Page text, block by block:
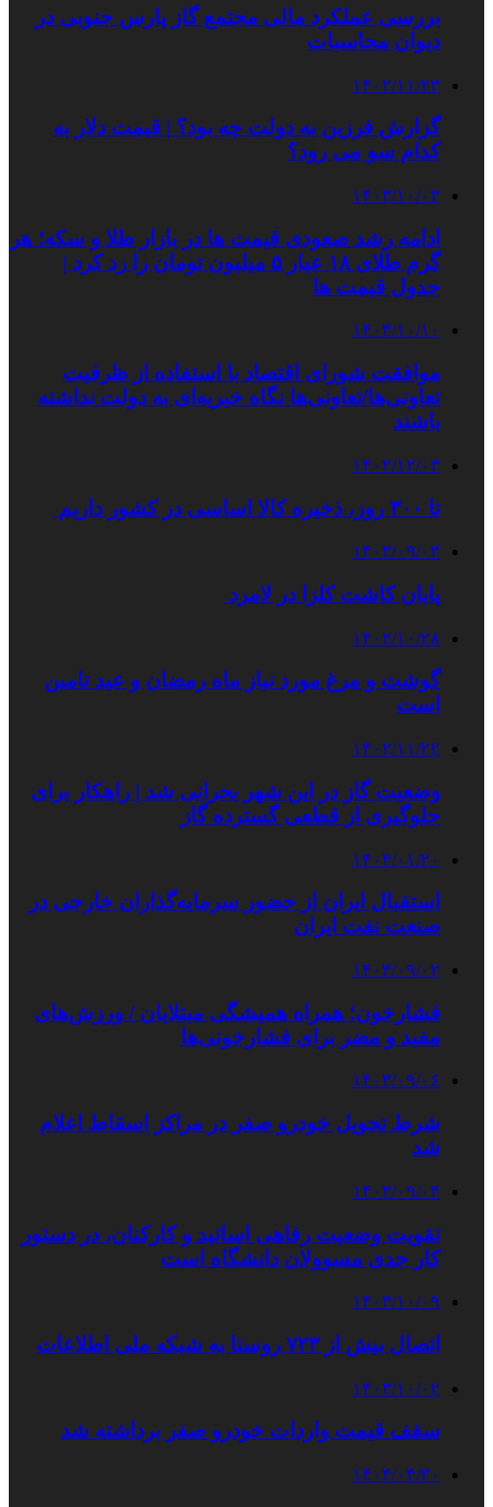
بررسی عملکرد مالی مجتمع گاز پارس جنوبی در
دیوان محاسبات
۱۴۰۲/۱۱/۲۳
گزارش فرزین به دولت چه بود؟ | قیمت دلار به
کدام سو می‌ رود؟
۱۴۰۳/۱۰/۰۳
ادامه رشد صعودی قیمت ها در بازار طلا و سکه؛ هر
گرم طلای ۱۸ عیار ۵ میلیون تومان را رد کرد |
جدول قیمت ها
۱۴۰۳/۱۰/۱۰
موافقت شورای اقتصاد با استفاده از ظرفیت
تعاونی‌ها/تعاونی‌ها نگاه خیریه‌ای به دولت نداشته
باشند
۱۴۰۲/۱۲/۰۳
تا ۳۰۰ روز، ذخیره کالا اساسی در کشور داریم
۱۴۰۳/۰۹/۰۳
پایان کاشت کلزا در لامرد
۱۴۰۲/۱۰/۲۸
گوشت و مرغ مورد نیاز ماه رمضان و عید تامین
است
۱۴۰۲/۱۱/۲۲
وضعیت گاز در این شهر بحرانی شد | راهکار برای
جلوگیری از قطعی گسترده گاز
۱۴۰۴/۰۱/۲۰
استقبال ایران از حضور سرمایه‌گذاران خارجی در
صنعت نفت ایران
۱۴۰۳/۰۹/۰۲
فشارخون؛ همراه همیشگی مبتلایان / ورزش‌های
مفید و مضر برای فشارخونی‌ها
۱۴۰۳/۰۹/۰۶
شرط تحویل خودرو صفر در مراکز اسقاط اعلام
شد
۱۴۰۳/۰۹/۰۴
تقویت وضعیت رفاهی اساتید و کارکنان، در دستور
کار جدی مسوولان دانشگاه است
۱۴۰۳/۱۰/۰۹
اتصال بیش از ۷۲۳ روستا به شبکه ملی اطلاعات
۱۴۰۳/۱۰/۰۲
سقف قیمت واردات خودرو صفر برداشته شد
۱۴۰۴/۰۴/۳۰